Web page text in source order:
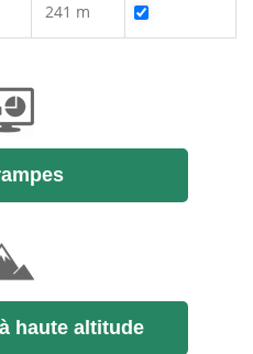
241 m
haute altitude